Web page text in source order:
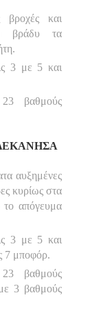
βροχές και
βράδυ τα
3 με 5 και
βαθμούς
αυξημένες
κυρίως στα
το απόγευμα
3 με 5 και
7 μποφόρ.
βαθμούς
3 βαθμούς